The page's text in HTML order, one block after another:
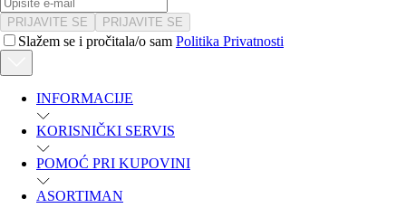
PRIJAVITE SE PRIJAVITE SE
Slažem se i pročitala/o sam Politika Privatnosti
INFORMACIJE
KORISNIČKI SERVIS
POMOĆ PRI KUPOVINI
ASORTIMAN